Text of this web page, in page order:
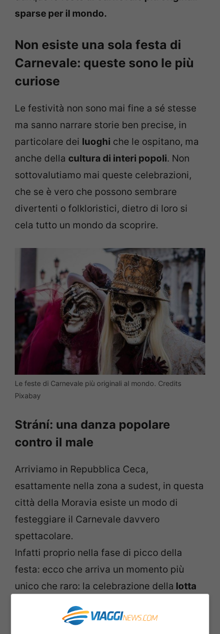
sparse per il mondo.
Non esiste una sola festa di
Carnevale: queste sono le più
curiose
Le festività non sono mai fine a sé stesse
ma sanno narrare storie ben precise, in
particolare dei luoghi che le ospitano, ma
anche della cultura di interi popoli. Non
sottovalutiamo mai queste celebrazioni,
che se è vero che possono sembrare
divertenti o folkloristici, dietro di loro si
cela tutto un mondo da scoprire.
Le feste di Carnevale più originali al mondo. Credits
Pixabay
Strání: una danza popolare
contro il male
Arriviamo in Repubblica Ceca,
esattamente nella zona a sudest, in questa
città della Moravia esiste un modo di
festeggiare il Carnevale davvero
spettacolare.
Infatti proprio nella fase di picco della
festa: ecco che arriva un momento più
unico che raro: la celebrazione della lotta
questa lotta sono delledanze con le